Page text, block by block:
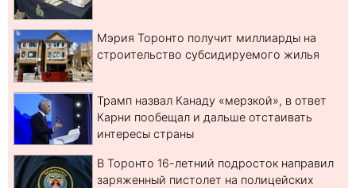
Мэрия Торонто получит миллиарды на
строительство субсидируемого жилья
Трамп назвал Канаду «мерзкой», в ответ
Карни пообещал и дальше отстаивать
интересы страны
В Торонто 16-летний подросток направил
заряженный пистолет на полицейских